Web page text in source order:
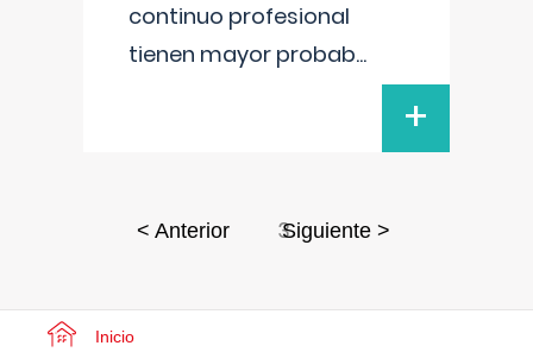
continuo profesional
tienen mayor probab...
+
< Anterior 3Siguiente >
Inicio